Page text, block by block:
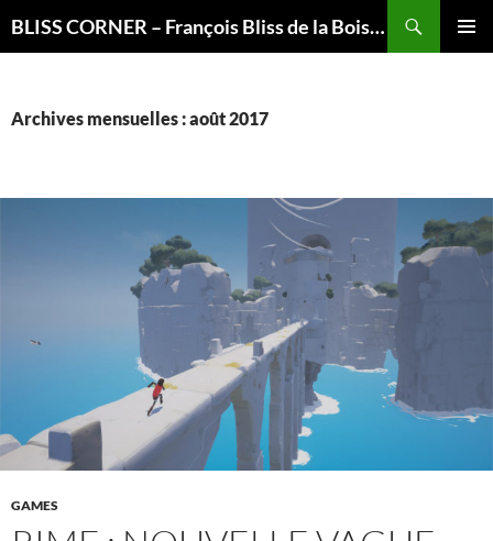
BLISS CORNER – François Bliss de la Boissière is here
Archives mensuelles : août 2017
GAMES